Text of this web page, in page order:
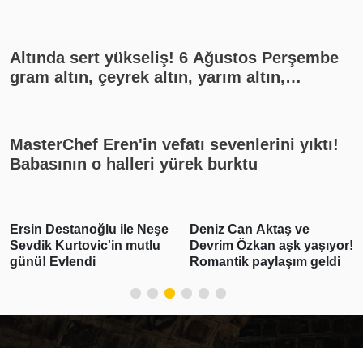
Altında sert yükseliş! 6 Ağustos Perşembe
gram altın, çeyrek altın, yarım altın,
MasterChef Eren'in vefatı sevenlerini yıktı!
Babasının o halleri yürek burktu
Ersin Destanoğlu ile Neşe
Sevdik Kurtovic'in mutlu
günü! Evlendi
Deniz Can Aktaş ve
Devrim Özkan aşk yaşıyor!
Romantik paylaşım geldi